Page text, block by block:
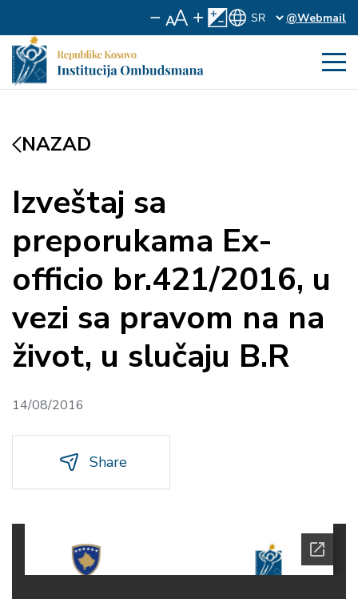
@Webmail
NAZAD
Izveštaj sa
preporukama Ex-
officio br.421/2016, u
vezi sa pravom na na
život, u slučaju B.R
14/08/2016
Share